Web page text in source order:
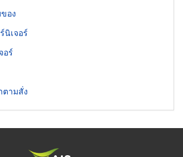
อง
นิเจอร์
อร์
ตามสั่ง